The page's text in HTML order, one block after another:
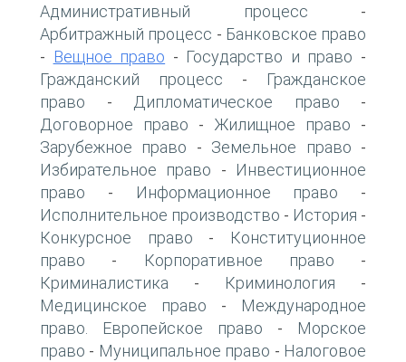
Административный процесс -
Арбитражный процесс - Банковское право
- Вещное право - Государство и право -
Гражданский процесс -
Гражданское
право - Дипломатическое право -
Договорное право - Жилищное право -
Зарубежное право - Земельное право -
Избирательное право -
Инвестиционное
право - Информационное право -
Исполнительное производство - История -
Конкурсное право -
Конституционное
право - Корпоративное право -
Криминалистика - Криминология -
Медицинское право -
Международное
право. Европейское право -
Морское
право - Муниципальное право - Налоговое